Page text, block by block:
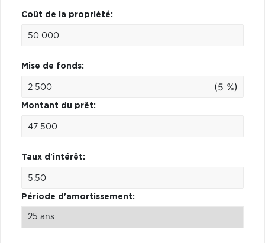
Coût de la propriété:
Mise de fonds:
(5 %)
Montant du prêt:
Taux d'intérêt:
Période d'amortissement: